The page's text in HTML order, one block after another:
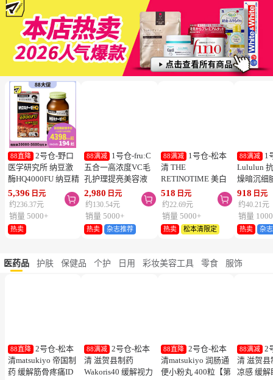
88直降 2号仓-野口
医学研究所 纳豆激
酶HQ4000FU 纳豆精
胶囊 促进血栓溶解
降三高 120粒
5,396 日元
约236.37元

销量 5000+
热卖
88满减
1号仓-fru:C
五合一高浓度VC毛
孔护理提亮美容液
28ml 减少毛孔 懒人
护肤
2,980 日元
约130.54元

销量 5000+
热卖 杂志推荐
88满减
1号仓-松本
清 THE
RETINOTIME 美白
系列 维C诱导体 烟
酰胺 奢华面膜 1片
518 日元
约22.69元

销量 5000+
热卖 松本清限定
88满减
1
Lululun
燥暗沉细
泌体精华
7片
肤弹力透
918 日元
约40.21元
销量
热卖 杂
医药品 护肤 保健品 个护 日用 彩妆美容工具 零食 服饰
88直降 2号仓-松本
清matsukiyo 帝国制
药 缓解筋骨疼痛ID
88满减
2号仓-松本
清 滋贺县制药
Wakoris40 缓解视力
88直降 2号仓-松本
清matsukiyo 润肠通
便小粉丸 400粒【第
88满减
2
清 滋贺县
凉感 缓解